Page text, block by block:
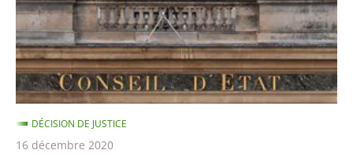
la
Constitution
:
le
Conseil
d’État
précise
DÉCISION DE JUSTICE
16 décembre 2020